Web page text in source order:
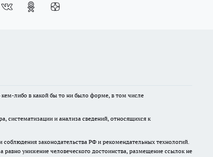
кем-либо в какой бы то ни было форме, в том числе
и анализа сведений, относящихся к
законодательства РФ и рекомендательных технологий.
унижение человеческого достоинства, размещение ссылок не